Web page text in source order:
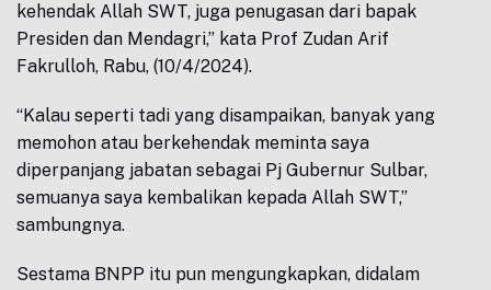
kehendak Allah SWT, juga penugasan dari bapak
Presiden dan Mendagri,” kata Prof Zudan Arif
Fakrulloh, Rabu, (10/4/2024).
“Kalau seperti tadi yang disampaikan, banyak yang
memohon atau berkehendak meminta saya
diperpanjang jabatan sebagai Pj Gubernur Sulbar,
semuanya saya kembalikan kepada Allah SWT,”
sambungnya.
Sestama BNPP itu pun mengungkapkan, didalam